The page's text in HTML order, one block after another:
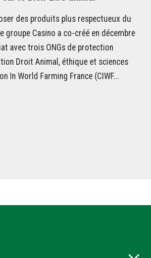
des produits plus respectueux du
groupe Casino a co-créé en décembre
avec trois ONGs de protection
Droit Animal, éthique et sciences
In World Farming France (CIWF...